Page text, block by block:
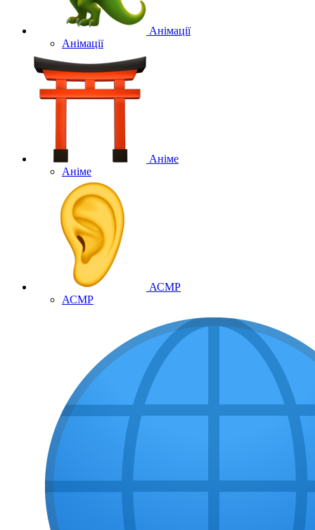
Анімації
Анімації
Аніме
Аніме
АСМР
АСМР